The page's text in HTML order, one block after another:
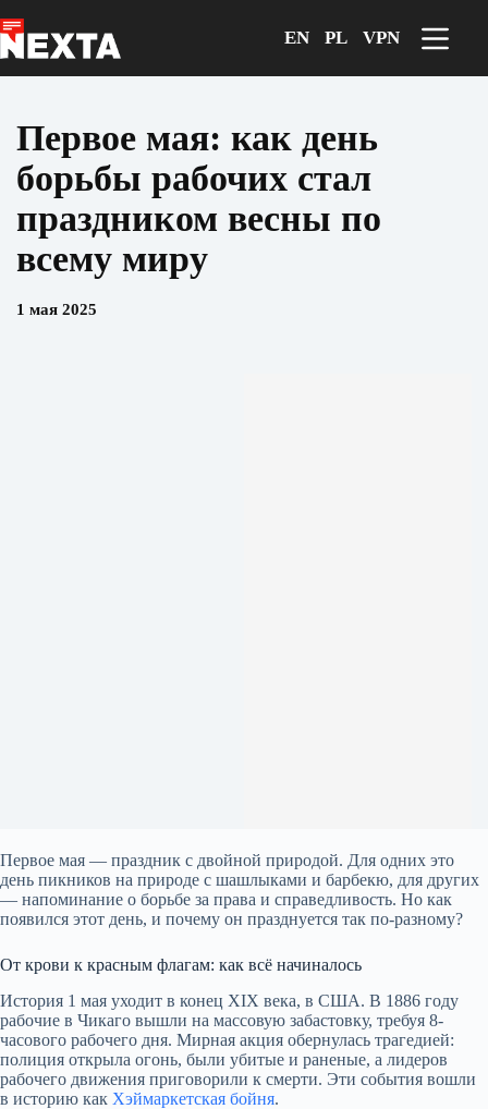
к
сути
EN PL VPN
Первое мая: как день
борьбы рабочих стал
праздником весны по
всему миру
1 мая 2025
Первое мая — праздник с двойной природой. Для одних это
день пикников на природе с шашлыками и барбекю, для других
— напоминание о борьбе за права и справедливость. Но как
появился этот день, и почему он празднуется так по-разному?
От крови к красным флагам: как всё начиналось
История 1 мая уходит в конец XIX века, в США. В 1886 году
рабочие в Чикаго вышли на массовую забастовку, требуя 8-
часового рабочего дня. Мирная акция обернулась трагедией:
полиция открыла огонь, были убитые и раненые, а лидеров
рабочего движения приговорили к смерти. Эти события вошли
в историю как Хэймаркетская бойня.